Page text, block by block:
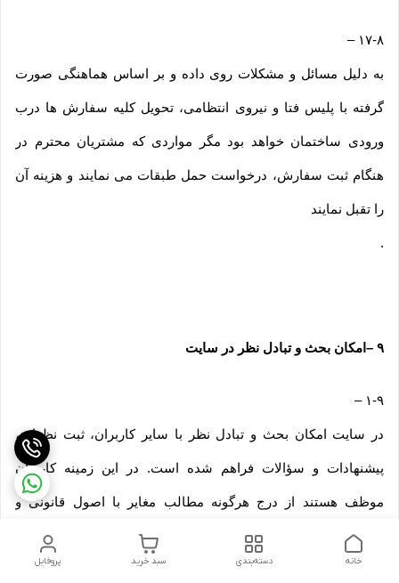
۱۷-۸ –
به دلیل مسائل و مشکلات روی داده و بر اساس هماهنگی صورت
گرفته با پلیس فتا و نیروی انتظامی، تحویل کلیه سفارش ها درب
ورودی ساختمان خواهد بود مگر مواردی که مشتریان محترم در
هنگام ثبت سفارش، درخواست حمل طبقات می نمایند و هزینه آن
را تقبل نمایند
.
۹ – امکان بحث و تبادل نظر در سایت
۱-۹ –
در سایت امکان بحث و تبادل نظر با سایر کاربران، ثبت نظرات،
پیشنهادات و سؤالات فراهم شده است. در این زمینه کاربران
موظف هستند از درج هرگونه مطالب مغایر با اصول قانونی و
اخلاقی، افترا آمیز، تهدید کننده حریم خصوصی افراد یا حقوق
مالکیت معنوی و هرگونه مطالب ناشایست دیگر جداً خودداری
پروفایل سبد خرید دسته‌بندی خانه